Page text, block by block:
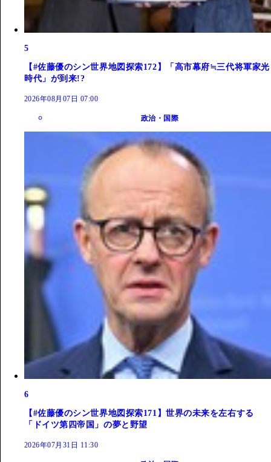
5
【#佐藤優のシン世界地図探索172】「高市幕府≒三代将軍家光
時代」が到来!?
2026年08月07日 07:00
政治・国際
6
【#佐藤優のシン世界地図探索171】世界の未来を左右する
「ドイツ第四帝国」の夢と野望
2026年07月31日 11:30